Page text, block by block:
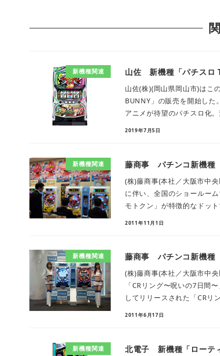
新機種関連 山佐 新機種「パチスロ
山佐(株)(岡山県岡山市)はこ
BUNNY」の販売を開始した
アニメが待望のパチスロ化
2019年7月5日
新機種関連 藤商事 パチンコ新機種
(株)藤商事(本社／大阪市中
に伴い、全国のショールー
モトクン」が特徴的なドッ
2011年11月1日
新機種関連 藤商事 パチンコ新機種
(株)藤商事(本社／大阪市中
「CRリング〜呪いの7日間
してリリースされた「CRリ
2011年6月17日
新機種関連 北電子 新機種「ローテ